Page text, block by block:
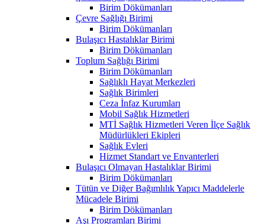
Birim Dökümanları
Çevre Sağlığı Birimi
Birim Dökümanları
Bulaşıcı Hastalıklar Birimi
Birim Dökümanları
Toplum Sağlığı Birimi
Birim Dökümanları
Sağlıklı Hayat Merkezleri
Sağlık Birimleri
Ceza İnfaz Kurumları
Mobil Sağlık Hizmetleri
MTİ Sağlık Hizmetleri Veren İlçe Sağlık
Müdürlükleri Ekipleri
Sağlık Evleri
Hizmet Standart ve Envanterleri
Bulaşıcı Olmayan Hastalıklar Birimi
Birim Dökümanları
Tütün ve Diğer Bağımlılık Yapıcı Maddelerle
Mücadele Birimi
Birim Dökümanları
Aşı Programları Birimi